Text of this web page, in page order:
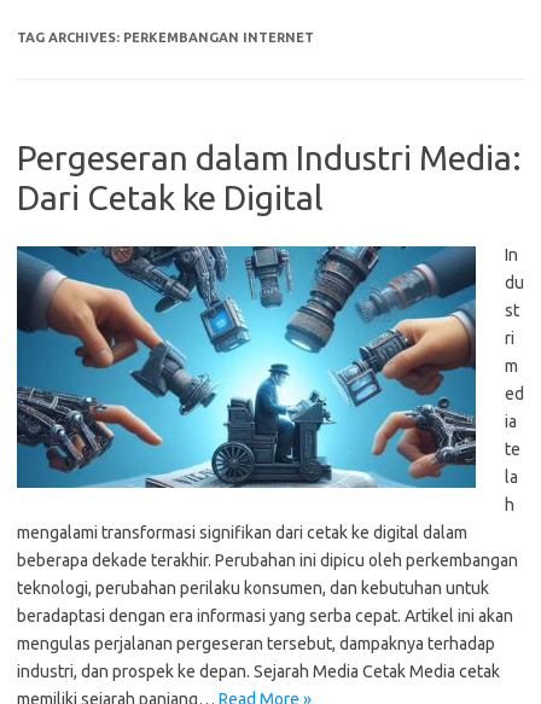
TAG ARCHIVES: PERKEMBANGAN INTERNET
Pergeseran dalam Industri Media:
Dari Cetak ke Digital
In
du
st
ri
m
ed
ia
te
la
h
mengalami transformasi signifikan dari cetak ke digital dalam
beberapa dekade terakhir. Perubahan ini dipicu oleh perkembangan
teknologi, perubahan perilaku konsumen, dan kebutuhan untuk
beradaptasi dengan era informasi yang serba cepat. Artikel ini akan
mengulas perjalanan pergeseran tersebut, dampaknya terhadap
industri, dan prospek ke depan. Sejarah Media Cetak Media cetak
memiliki sejarah panjang… Read More »